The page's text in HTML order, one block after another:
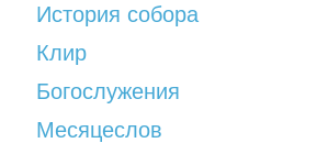
История собора
Клир
Богослужения
Месяцеслов